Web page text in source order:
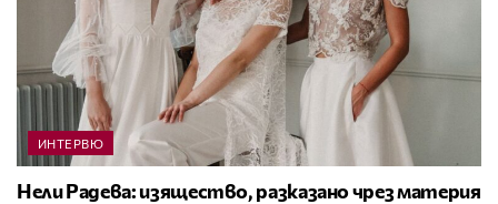
ИНТЕРВЮ
Нели Радева: изящество, разказано чрез материя